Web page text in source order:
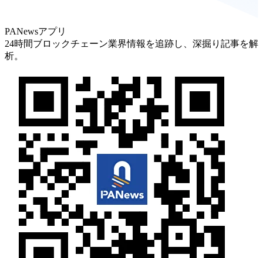
PANewsアプリ
24時間ブロックチェーン業界情報を追跡し、深掘り記事を解
析。